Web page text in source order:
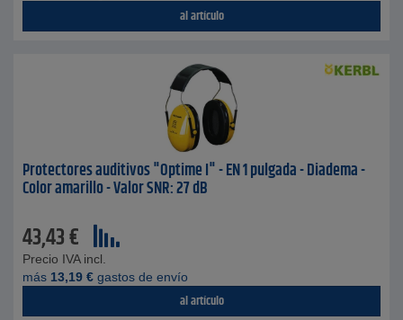
al artículo
Protectores auditivos "Optime I" - EN 1 pulgada - Diadema -
Color amarillo - Valor SNR: 27 dB
43,43€
Precio IVA incl.
más 13,19 € gastos de envío
al artículo